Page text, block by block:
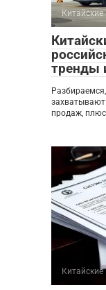
Китайские
тренды
захватывают
продаж,
Китайские